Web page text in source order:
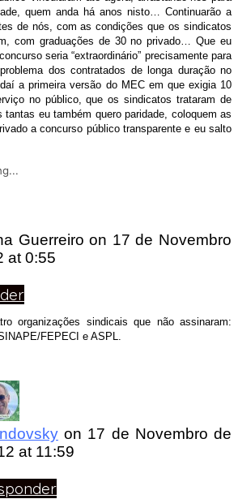
quem anda há anos nisto… Continuarão a
de nós, com as condições que os sindicatos
com graduações de 30 no privado… Que eu
seria “extraordinário” precisamente para
dos contratados de longa duração no
a primeira versão do MEC em que exigia 10
no público, que os sindicatos trataram de
tantas eu também quero paridade, coloquem as
a concurso público transparente e eu salto
Guerreiro on 17 de Novembro
at 0:55
organizações sindicais que não assinaram:
FEPECI e ASPL.
on 17 de Novembro de
at 11:59